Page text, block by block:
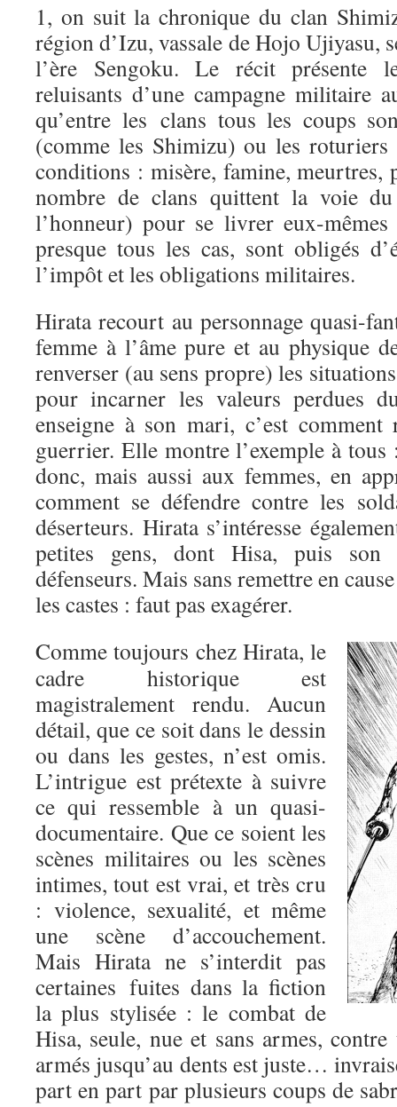
1, on suit la chronique du clan
région d’Izu, vassale de Hojo Ujiyasu,
l’ère Sengoku. Le récit présente
reluisants d’une campagne militaire
qu’entre les clans tous les coups
(comme les Shimizu) ou les
conditions : misère, famine, meurtres,
nombre de clans quittent la voie
l’honneur) pour se livrer eux-
presque tous les cas, sont obligés
l’impôt et les obligations militaires.
Hirata recourt au personnage quasi-
femme à l’âme pure et au physique
renverser (au sens propre) les
pour incarner les valeurs perdues
enseigne à son mari, c’est
guerrier. Elle montre l’exemple à
donc, mais aussi aux femmes, en
comment se défendre contre les
déserteurs. Hirata s’intéresse
petites gens, dont Hisa, puis son
défenseurs. Mais sans remettre en
les castes : faut pas exagérer.
Comme toujours chez Hirata, le
cadre historique est
magistralement rendu. Aucun
détail, que ce soit dans le dessin
ou dans les gestes, n’est omis.
L’intrigue est prétexte à suivre
ce qui ressemble à un quasi-
documentaire. Que ce soient les
scènes militaires ou les scènes
intimes, tout est vrai, et très cru
: violence, sexualité, et même
une scène d’accouchement.
Mais Hirata ne s’interdit pas
certaines fuites dans la fiction
la plus stylisée : le combat de
Hisa, seule, nue et sans armes,
armés jusqu’au dents est juste…
part en part par plusieurs coups de